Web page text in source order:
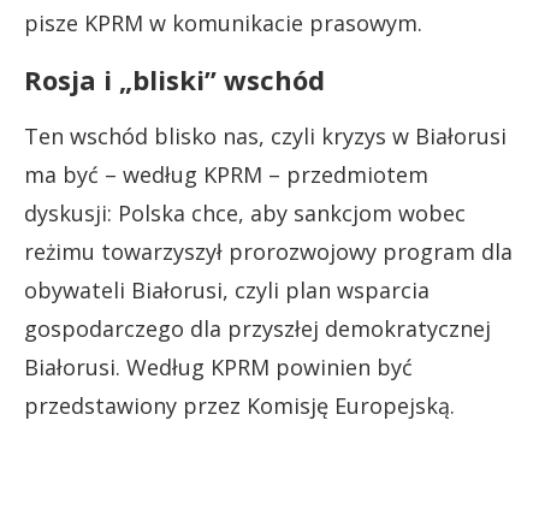
pisze KPRM w komunikacie prasowym.
Rosja i „bliski” wschód
Ten wschód blisko nas, czyli kryzys w Białorusi
ma być – według KPRM – przedmiotem
dyskusji: Polska chce, aby sankcjom wobec
reżimu towarzyszył prorozwojowy program dla
obywateli Białorusi, czyli plan wsparcia
gospodarczego dla przyszłej demokratycznej
Białorusi. Według KPRM powinien być
przedstawiony przez Komisję Europejską.